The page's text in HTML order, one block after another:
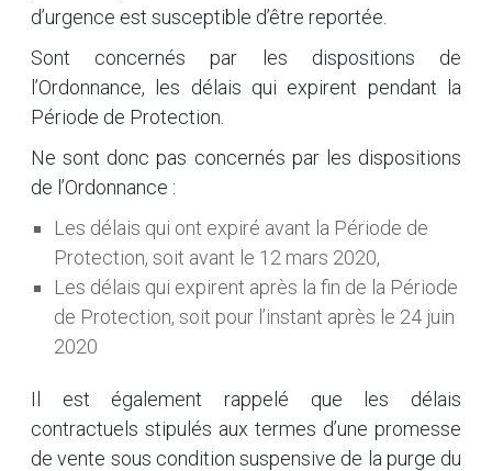
d’urgence est susceptible d’être reportée.
Sont concernés par les dispositions de
l’Ordonnance, les délais qui expirent pendant la
Période de Protection.
Ne sont donc pas concernés par les dispositions
de l’Ordonnance :
Les délais qui ont expiré avant la Période de
Protection, soit avant le 12 mars 2020,
Les délais qui expirent après la fin de la Période
de Protection, soit pour l’instant après le 24 juin
2020
Il est également rappelé que les délais
contractuels stipulés aux termes d’une promesse
de vente sous condition suspensive de la purge du